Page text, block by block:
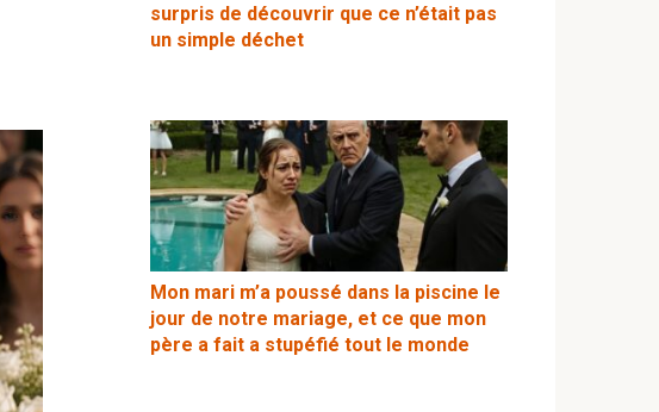
surpris de découvrir que ce n’était pas
un simple déchet
Mon mari m’a poussé dans la piscine le
jour de notre mariage, et ce que mon
père a fait a stupéfié tout le monde